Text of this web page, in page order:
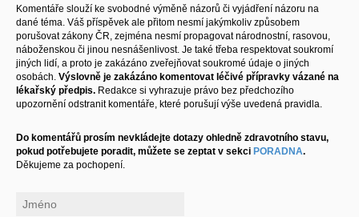
Komentáře slouží ke svobodné výměně názorů či vyjádření názoru na
dané téma. Váš příspěvek ale přitom nesmí jakýmkoliv způsobem
porušovat zákony ČR, zejména nesmí propagovat národnostní, rasovou,
náboženskou či jinou nesnášenlivost. Je také třeba respektovat soukromí
jiných lidí, a proto je zakázáno zveřejňovat soukromé údaje o jiných
osobách. Výslovně je zakázáno komentovat léčivé přípravky vázané na
lékařský předpis. Redakce si vyhrazuje právo bez předchozího
upozornění odstranit komentáře, které porušují výše uvedená pravidla.
Do komentářů prosím nevkládejte dotazy ohledně zdravotního stavu,
pokud potřebujete poradit, můžete se zeptat v sekci PORADNA.
Děkujeme za pochopení.